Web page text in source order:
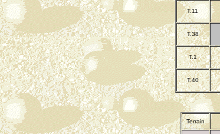
T.11
T.38
T.1
T.40
Terrain